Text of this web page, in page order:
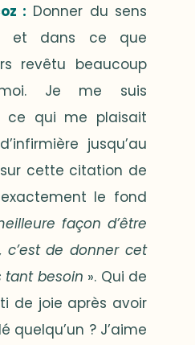
: Donner du sens
et dans ce que
revêtu beaucoup
moi. Je me suis
ce qui me plaisait
jusqu’au
cette citation de
le fond
façon d’être
c’est de donner cet
tant besoin ». Qui de
de joie après avoir
quelqu’un ? J’aime